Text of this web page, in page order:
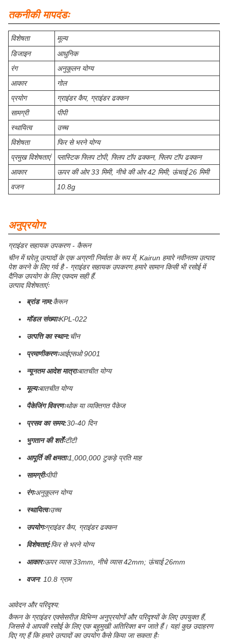
तकनीकी मापदंडः
विशेषता
मूल्य
डिजाइन
आधुनिक
रंग
अनुकूलन योग्य
आकार
गोल
प्रयोग
ग्राइंडर कैप, ग्राइंडर ढक्कन
सामग्री
पीपी
स्थायित्व
उच्च
विशेषता
फिर से भरने योग्य
प्रमुख विशेषताएं
प्लास्टिक फ्लिप टोपी, फ्लिप टॉप ढक्कन, फ्लिप टॉप ढक्कन
आकार
ऊपर की ओर 33 मिमी, नीचे की ओर 42 मिमी; ऊंचाई 26 मिमी
वजन
10.8g
अनुप्रयोग:
ग्राइंडर सहायक उपकरण - कैरून
चीन में घरेलू उत्पादों के एक अग्रणी निर्माता के रूप में, Kairun हमारे नवीनतम उत्पाद
पेश करने के लिए गर्व है - ग्राइंडर सहायक उपकरण.हमारे सामान किसी भी रसोई में
दैनिक उपयोग के लिए एकदम सही हैं.
उत्पाद विशेषताएंः
ब्रांड नाम:कैरून
मॉडल संख्याःKPL-022
उत्पत्ति का स्थान:चीन
प्रमाणीकरणःआईएसओ 9001
न्यूनतम आदेश मात्राःबातचीत योग्य
मूल्यःबातचीत योग्य
पैकेजिंग विवरणःथोक या व्यक्तिगत पैकेज
प्रसव का समय:30-40 दिन
भुगतान की शर्तेंःटीटी
आपूर्ति की क्षमताः1,000,000 टुकड़े प्रति माह
सामग्रीःपीपी
रंगःअनुकूलन योग्य
स्थायित्वःउच्च
उपयोगःग्राइंडर कैप, ग्राइंडर ढक्कन
विशेषताएं:फिर से भरने योग्य
आकारःऊपर व्यास 33mm, नीचे व्यास 42mm; ऊंचाई 26mm
वजन: 10.8 ग्राम
आवेदन और परिदृश्य:
कैरून के ग्राइंडर एक्सेसरीज़ विभिन्न अनुप्रयोगों और परिदृश्यों के लिए उपयुक्त हैं,
जिससे वे आपकी रसोई के लिए एक बहुमुखी अतिरिक्त बन जाते हैं। यहां कुछ उदाहरण
दिए गए हैं कि हमारे उत्पादों का उपयोग कैसे किया जा सकता हैः